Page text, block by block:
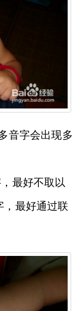
音字会出现多
，最好不取以
，最好通过联